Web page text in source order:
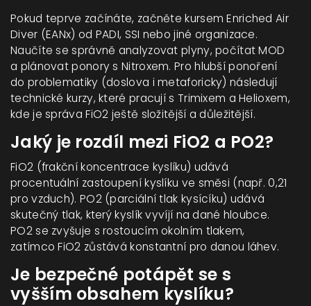
Pokud teprve začínáte, začněte kursem Enriched Air
Diver (EANx) od PADI, SSI nebo jiné organizace.
Naučíte se správně analyzovat plyny, počítat MOD
a plánovat ponory s Nitroxem. Pro hlubší ponoření
do problematiky (doslova i metaforicky) následují
technické kurzy, které pracují s Trimixem a Helioxem,
kde je správa FiO2 ještě složitější a důležitější.
Jaký je rozdíl mezi FiO2 a PO2?
FiO2 (frakční koncentrace kyslíku) udává
procentuální zastoupení kyslíku ve směsi (např. 0,21
pro vzduch). PO2 (parciální tlak kysícíku) udává
skutečný tlak, který kyslík vyvíjí na dané hloubce.
PO2 se zvyšuje s rostoucím okolním tlakem,
zatímco FiO2 zůstává konstantní pro danou láhev.
Je bezpečné potápět se s
vyšším obsahem kyslíku?